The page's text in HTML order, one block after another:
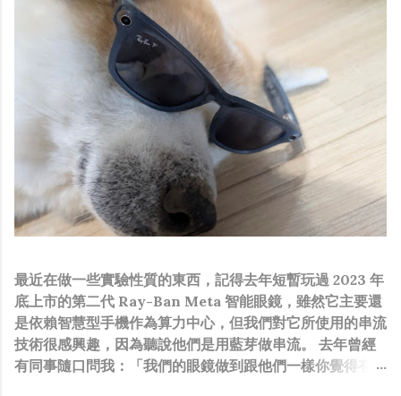
最近在做一些實驗性質的東西，記得去年短暫玩過 2023 年
底上市的第二代 Ray-Ban Meta 智能眼鏡，雖然它主要還
是依賴智慧型手機作為算力中心，但我們對它所使用的串流
技術很感興趣，因為聽說他們是用藍芽做串流。 去年曾經
有同事隨口問我：「我們的眼鏡做到跟他們一樣你覺得有可